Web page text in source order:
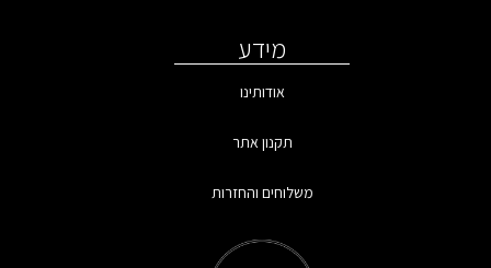
מידע
אודותינו
תקנון אתר
משלוחים והחזרות